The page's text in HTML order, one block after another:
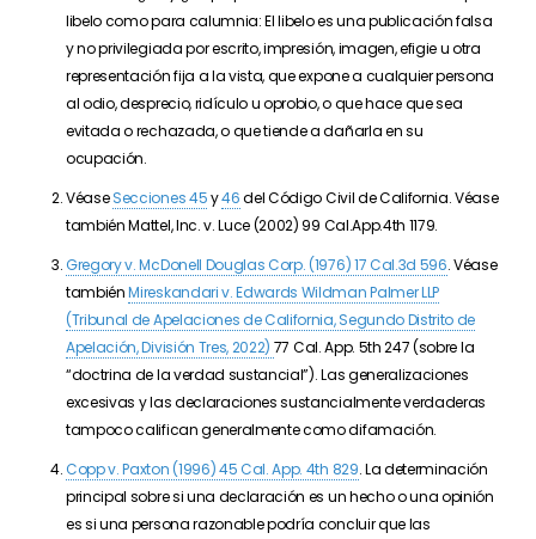
libelo como para calumnia: El libelo es una publicación falsa
y no privilegiada por escrito, impresión, imagen, efigie u otra
representación fija a la vista, que expone a cualquier persona
al odio, desprecio, ridículo u oprobio, o que hace que sea
evitada o rechazada, o que tiende a dañarla en su
ocupación.
VéaseSecciones 45y46del Código Civil de California. Véase
también Mattel, Inc. v. Luce (2002) 99 Cal.App.4th 1179.
Gregory v. McDonell Douglas Corp. (1976) 17 Cal.3d 596. Véase
tambiénMireskandari v. Edwards Wildman Palmer LLP
(Tribunal de Apelaciones de California, Segundo Distrito de
Apelación, División Tres,2022) 77 Cal. App. 5th 247 (sobre la
“doctrina de la verdad sustancial”). Las generalizaciones
excesivas y las declaraciones sustancialmente verdaderas
tampoco califican generalmente como difamación.
Copp v. Paxton (1996) 45 Cal. App. 4th 829. La determinación
principal sobre si una declaración es un hecho o una opinión
es si una persona razonable podría concluir que las